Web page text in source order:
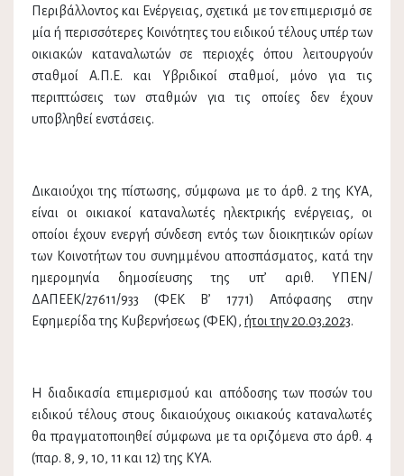
Περιβάλλοντος και Ενέργειας, σχετικά με τον επιμερισμό σε
μία ή περισσότερες Κοινότητες του ειδικού τέλους υπέρ των
οικιακών καταναλωτών σε περιοχές όπου λειτουργούν
σταθμοί Α.Π.Ε. και Υβριδικοί σταθμοί, μόνο για τις
περιπτώσεις των σταθμών για τις οποίες δεν έχουν
υποβληθεί ενστάσεις.
Δικαιούχοι της πίστωσης, σύμφωνα με το άρθ. 2 της ΚΥΑ,
είναι οι οικιακοί καταναλωτές ηλεκτρικής ενέργειας, οι
οποίοι έχουν ενεργή σύνδεση εντός των διοικητικών ορίων
των Κοινοτήτων του συνημμένου αποσπάσματος, κατά την
ημερομηνία δημοσίευσης της υπ’ αριθ. ΥΠΕΝ/
ΔΑΠΕΕΚ/27611/933 (ΦΕΚ Β’ 1771) Απόφασης στην
Εφημερίδα της Κυβερνήσεως (ΦΕΚ), ήτοι την 20.03.2023.
Η διαδικασία επιμερισμού και απόδοσης των ποσών του
ειδικού τέλους στους δικαιούχους οικιακούς καταναλωτές
θα πραγματοποιηθεί σύμφωνα με τα οριζόμενα στο άρθ. 4
(παρ. 8, 9, 10, 11 και 12) της ΚΥΑ.